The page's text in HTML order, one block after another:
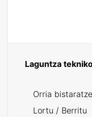
Laguntza
Orria
Lortu / Berritu